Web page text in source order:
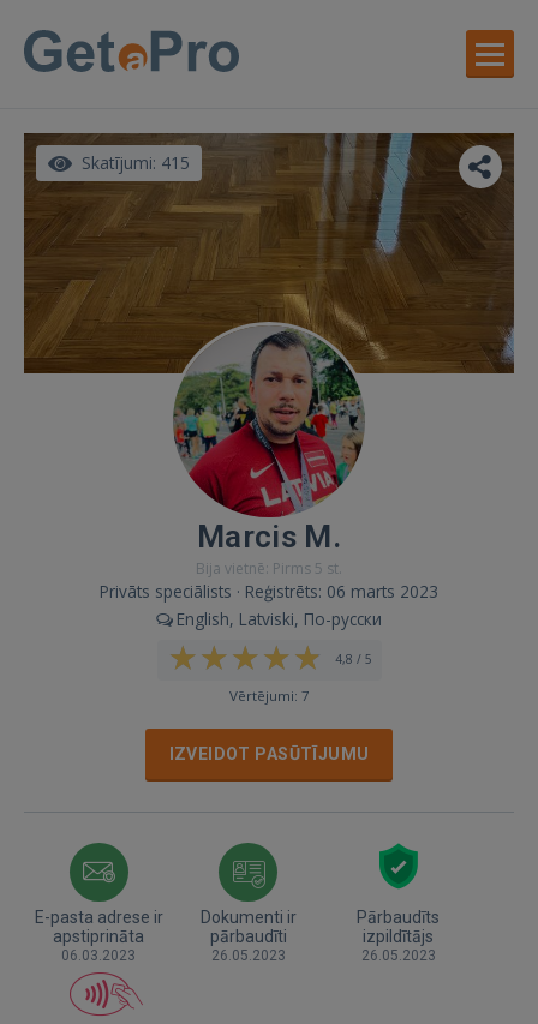
Skatījumi: 415
Marcis M.
Bija vietnē: Pirms 5 st.
Privāts speciālists · Reģistrēts: 06 marts 2023
English, Latviski, По-русски
4,8 / 5
Vērtējumi: 7
IZVEIDOT PASŪTĪJUMU
E-pasta adrese ir
apstiprināta
06.03.2023
Dokumenti ir
pārbaudīti
26.05.2023
Pārbaudīts
izpildītājs
26.05.2023